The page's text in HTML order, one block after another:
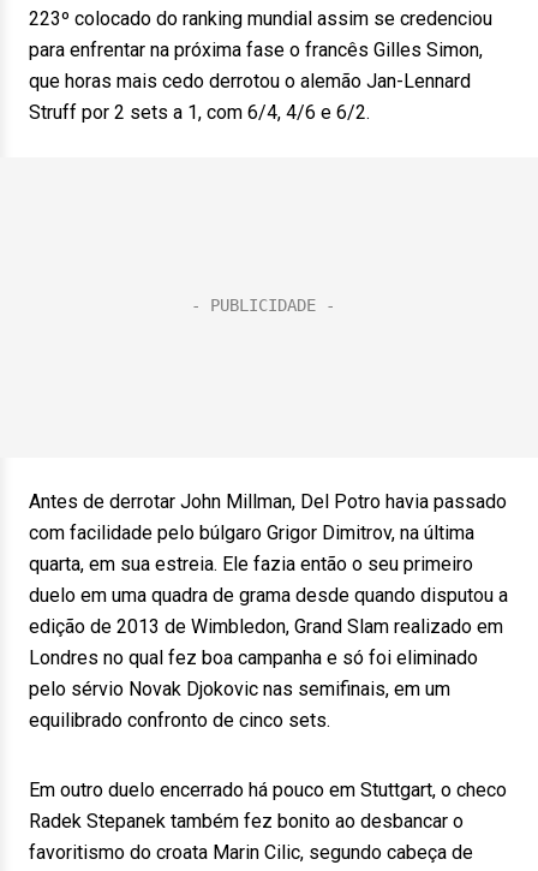
223º colocado do ranking mundial assim se credenciou
para enfrentar na próxima fase o francês Gilles Simon,
que horas mais cedo derrotou o alemão Jan-Lennard
Struff por 2 sets a 1, com 6/4, 4/6 e 6/2.
Antes de derrotar John Millman, Del Potro havia passado
com facilidade pelo búlgaro Grigor Dimitrov, na última
quarta, em sua estreia. Ele fazia então o seu primeiro
duelo em uma quadra de grama desde quando disputou a
edição de 2013 de Wimbledon, Grand Slam realizado em
Londres no qual fez boa campanha e só foi eliminado
pelo sérvio Novak Djokovic nas semifinais, em um
equilibrado confronto de cinco sets.
Em outro duelo encerrado há pouco em Stuttgart, o checo
Radek Stepanek também fez bonito ao desbancar o
favoritismo do croata Marin Cilic, segundo cabeça de